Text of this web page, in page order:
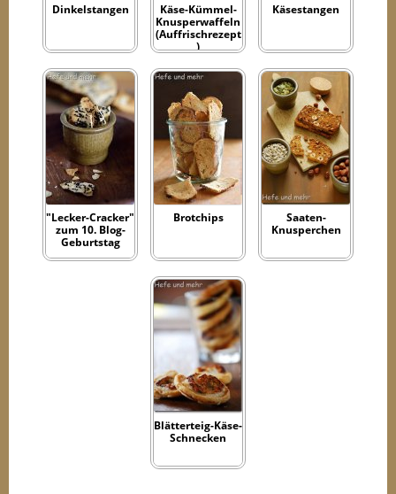
Dinkelstangen
Käse-Kümmel-
Knusperwaffeln
(Auffrischrezept
)
Käsestangen
"Lecker-Cracker"
zum 10. Blog-
Geburtstag
Brotchips
Saaten-
Knusperchen
Blätterteig-Käse-
Schnecken